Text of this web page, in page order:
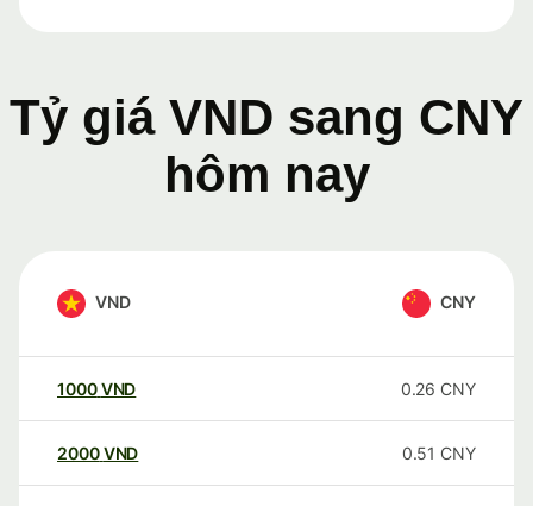
Tỷ giá VND sang CNY
hôm nay
VND CNY
1000VND 0.26 CNY
2000VND 0.51 CNY